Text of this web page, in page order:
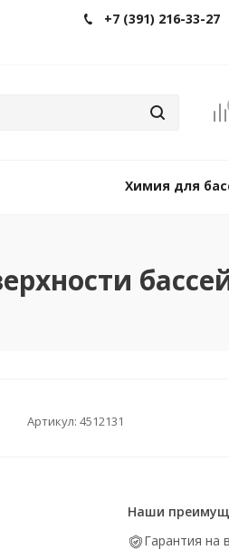
+7 (391) 216-33-27
Химия для
Артикул: 4512131
Наши
Гарантия на